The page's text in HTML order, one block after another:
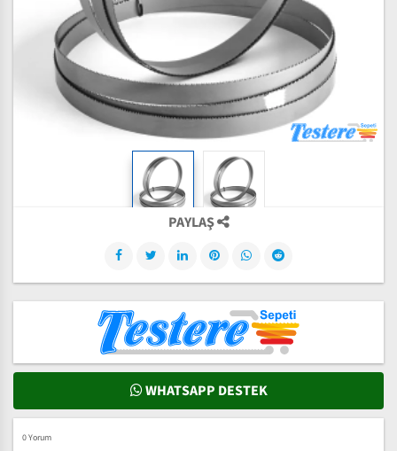
PAYLAŞ
WHATSAPP DESTEK
0 Yorum